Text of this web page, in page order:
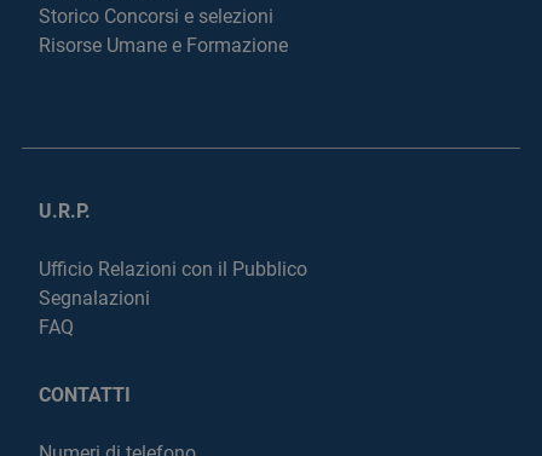
Storico Concorsi e selezioni
Risorse Umane e Formazione
U.R.P.
Ufficio Relazioni con il Pubblico
Segnalazioni
FAQ
CONTATTI